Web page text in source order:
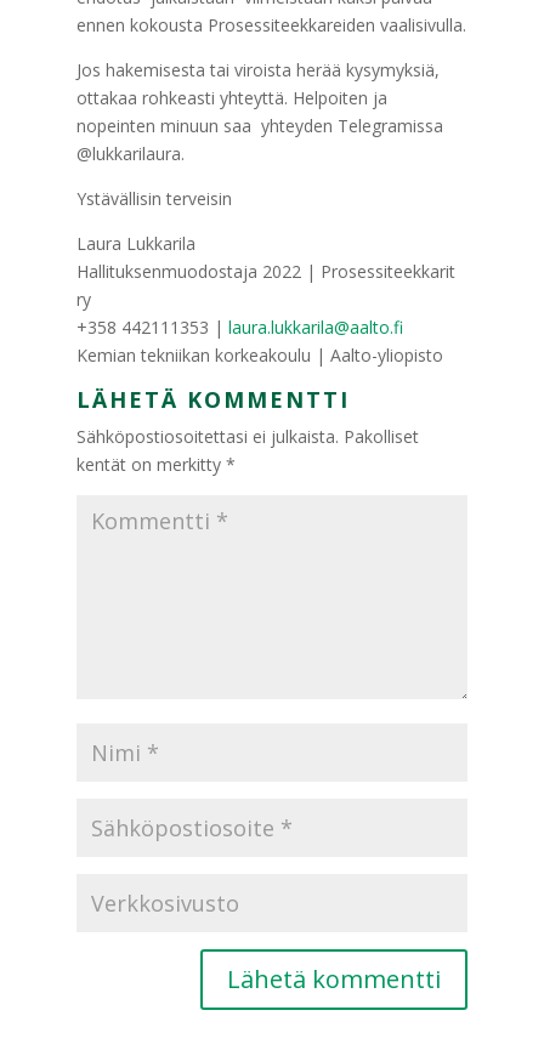
ennen kokousta Prosessiteekkareiden vaalisivulla.
Jos hakemisesta tai viroista herää kysymyksiä,
ottakaa rohkeasti yhteyttä. Helpoiten ja
nopeinten minuun saa yhteyden Telegramissa
@lukkarilaura.
Ystävällisin terveisin
Laura Lukkarila
Hallituksenmuodostaja 2022 | Prosessiteekkarit
ry
+358 442111353 | laura.lukkarila@aalto.fi
Kemian tekniikan korkeakoulu | Aalto-yliopisto
LÄHETÄ KOMMENTTI
Sähköpostiosoitettasi ei julkaista. Pakolliset
kentät on merkitty *